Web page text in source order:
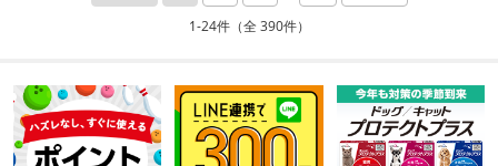
1-24件（全 390件）